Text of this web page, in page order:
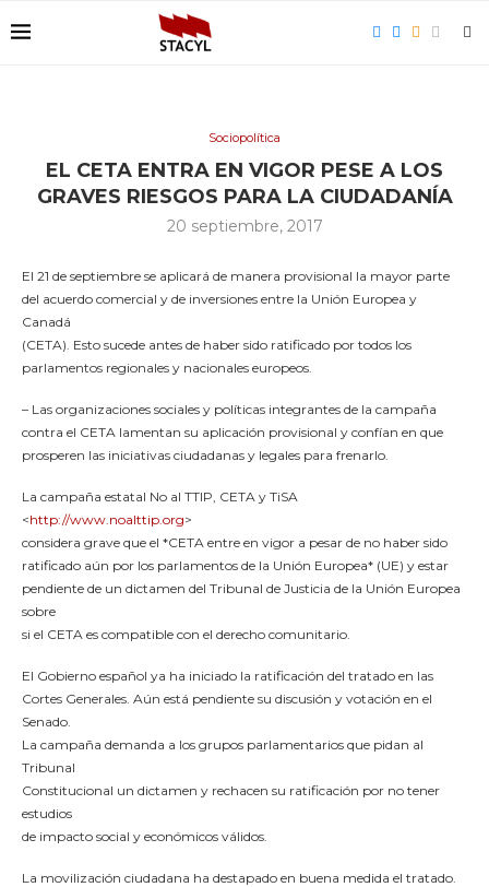
Sociopolítica
EL CETA ENTRA EN VIGOR PESE A LOS
GRAVES RIESGOS PARA LA CIUDADANÍA
20 septiembre, 2017
El 21 de septiembre se aplicará de manera provisional la mayor parte
del acuerdo comercial y de inversiones entre la Unión Europea y
Canadá
(CETA). Esto sucede antes de haber sido ratificado por todos los
parlamentos regionales y nacionales europeos.
– Las organizaciones sociales y políticas integrantes de la campaña
contra el CETA lamentan su aplicación provisional y confían en que
prosperen las iniciativas ciudadanas y legales para frenarlo.
La campaña estatal No al TTIP, CETA y TiSA
<http://www.noalttip.org>
considera grave que el *CETA entre en vigor a pesar de no haber sido
ratificado aún por los parlamentos de la Unión Europea* (UE) y estar
pendiente de un dictamen del Tribunal de Justicia de la Unión Europea
sobre
si el CETA es compatible con el derecho comunitario.
El Gobierno español ya ha iniciado la ratificación del tratado en las
Cortes Generales. Aún está pendiente su discusión y votación en el
Senado.
La campaña demanda a los grupos parlamentarios que pidan al
Tribunal
Constitucional un dictamen y rechacen su ratificación por no tener
estudios
de impacto social y económicos válidos.
La movilización ciudadana ha destapado en buena medida el tratado.